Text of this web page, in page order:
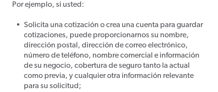
Por ejemplo, si usted:
Solicita una cotización o crea una cuenta para guardar
cotizaciones, puede proporcionarnos su nombre,
dirección postal, dirección de correo electrónico,
número de teléfono, nombre comercial e información
de su negocio, cobertura de seguro tanto la actual
como previa, y cualquier otra información relevante
para su solicitud;